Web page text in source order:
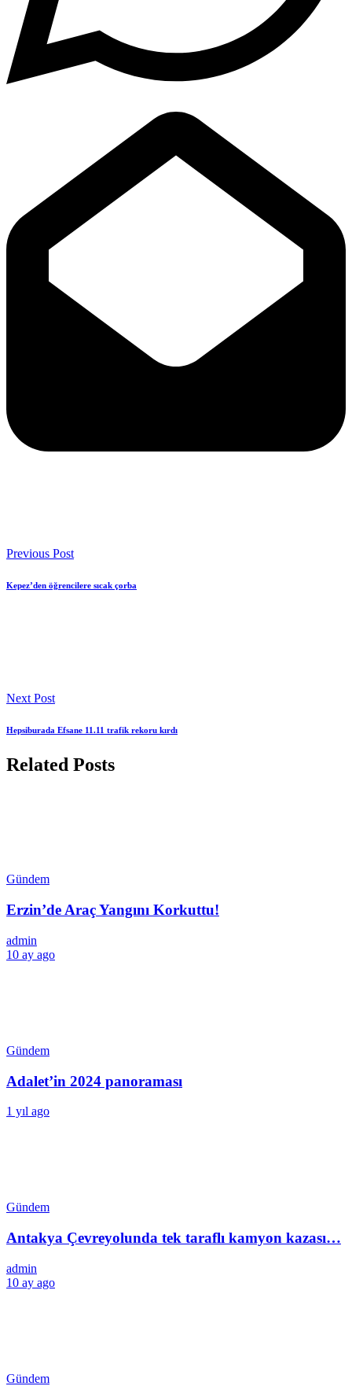
Previous Post
Kepez’den öğrencilere sıcak çorba
Next Post
Hepsiburada Efsane 11.11 trafik rekoru kırdı
Related Posts
Gündem
Erzin’de Araç Yangını Korkuttu!
admin
10 ay ago
Gündem
Adalet’in 2024 panoraması
1 yıl ago
Gündem
Antakya Çevreyolunda tek taraflı kamyon kazası…
admin
10 ay ago
Gündem